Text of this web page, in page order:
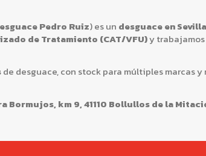
Pedro Ruiz) es un desguace en Sevilla
de Tratamiento (CAT/VFU)y
de desguace, con stock para múltiples marcas
Bormujos, km 9, 41110 Bollullos de la